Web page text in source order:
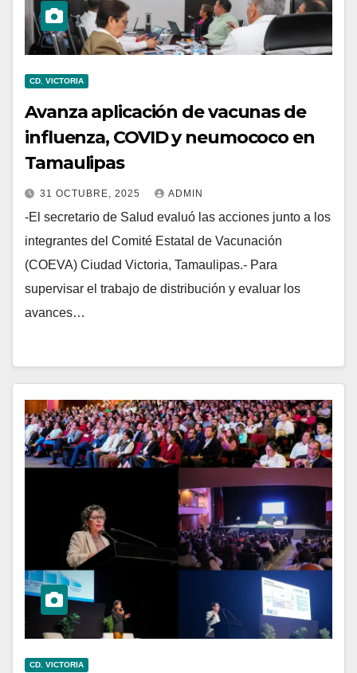
CD. VICTORIA
Avanza aplicación de vacunas de
influenza, COVID y neumococo en
Tamaulipas
31 OCTUBRE, 2025 ADMIN
-El secretario de Salud evaluó las acciones junto a los
integrantes del Comité Estatal de Vacunación
(COEVA) Ciudad Victoria, Tamaulipas.- Para
supervisar el trabajo de distribución y evaluar los
avances…
CD. VICTORIA